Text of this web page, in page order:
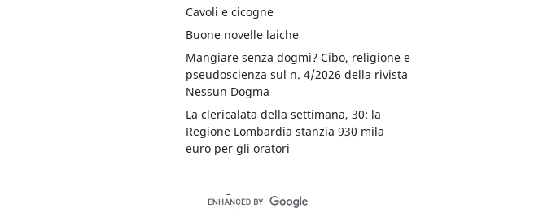
Cavoli e cicogne
Buone novelle laiche
Mangiare senza dogmi? Cibo, religione e
pseudoscienza sul n. 4/2026 della rivista
Nessun Dogma
La clericalata della settimana, 30: la
Regione Lombardia stanzia 930 mila
euro per gli oratori